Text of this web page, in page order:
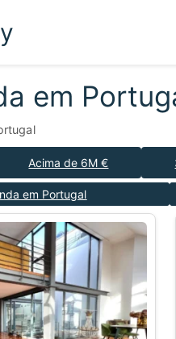
em
Acima de 6M €
em Portugal